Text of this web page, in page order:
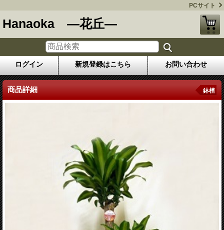
PCサイト
Hanaoka ―花丘―
ログイン 新規登録はこちら お問い合わせ
商品詳細 鉢植